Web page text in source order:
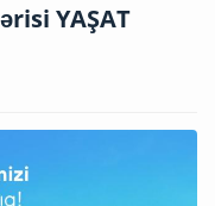
YAŞAT